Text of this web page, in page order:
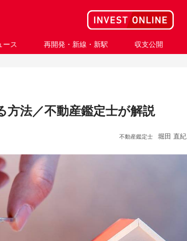
ース 再開発・新線・新駅 収支公開
方法／不動産鑑定士が解説
不動産鑑定士 堀田 直紀